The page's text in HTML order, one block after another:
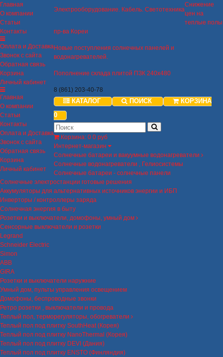
Главная
О компании
Статьи
Контакты
Оплата и Доставка
Звонок с сайта
Обратная связь
Корзина
Личный кабинет
Главная
О компании
Статьи
Контакты
Оплата и Доставка
Звонок с сайта
Обратная связь
Корзина
Личный кабинет
Электрооборудование. Кабель. Светотехника
Снижение
цен на
теплые полы
пр-ва Кореи
Новые поступления солнечных панелей и
водонагревателей.
Пополнение склада плитой ПЗК 240х480
8 (861) 203-40-78
КАТАЛОГ ПОИСК
КОРЗИНА
0
Корзина: 0 0 руб
Интернет-магазин
Солнечные батареи и вакуумные водонагреватели
Солнечные водонагреватели , Гелиосистемы
Солнечные батареи - солнечные панели
Солнечные электростанции готовые решения
Аккумуляторы для альтернативных источников энергии и ИБП
Инверторы / контроллеры заряда
Солнечная энергия в быту
Розетки и выключатели, домофоны, умный дом
Сенсорные выключатели и розетки
Legrand
Schneider Electric
Simon
ABB
GIRA
Розетки и выключатели наружние
Умный дом, пульты управления освещением
Домофоны, беспроводные звонки
Ретро розетки , выключатели и провода
Теплый пол, терморегуляторы, обогреватели
Теплый пол под плитку SouthHeat (Корея)
Теплый пол под плитку NanoThermal (Корея)
Теплый пол под плитку DEVI (Дания)
Теплый пол под плитку ENSTO (Финляндия)